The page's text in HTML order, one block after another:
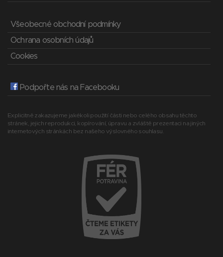
Všeobecné obchodní podmínky
Ochrana osobních údajů
Cookies
Podpořte nás na Facebooku
Explicitně zakazujeme jakékoli použití části nebo celého obsahu těchto
stránek, jejich reprodukci, kopírování, úpravu a zvláště prezentaci na jiných
internetových stránkách bez našeho výslovného souhlasu.